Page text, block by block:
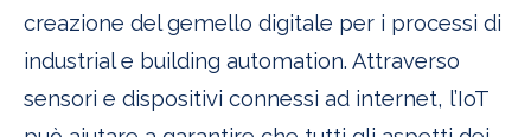
creazione del gemello digitale per i processi di
industrial e building automation. Attraverso
sensori e dispositivi connessi ad internet, l’IoT